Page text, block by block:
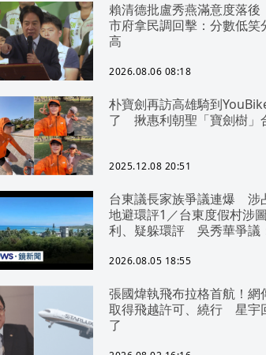
賴清德批盧秀燕滿意度落
市府拿民調回擊：分數低笑
高
2026.08.06 08:18
朴寶劍再訪高雄騎到
了 揪惠利朝聖「寶劍樹」
2025.12.08 20:51
台東議長家族爭議連爆 涉
地避環評1／台東度假村涉圖
利、疑躲環評 吳秀華爭議
2026.08.05 18:55
張國煒執飛布拉格首航！網
取得飛越許可、繞行 星宇
了